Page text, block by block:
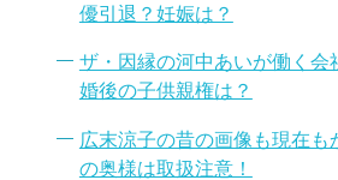
優引退？妊娠は？
ザ・因縁の河中あいが働く会
婚後の子供親権は？
広末涼子の昔の画像も現在も
の奥様は取扱注意！